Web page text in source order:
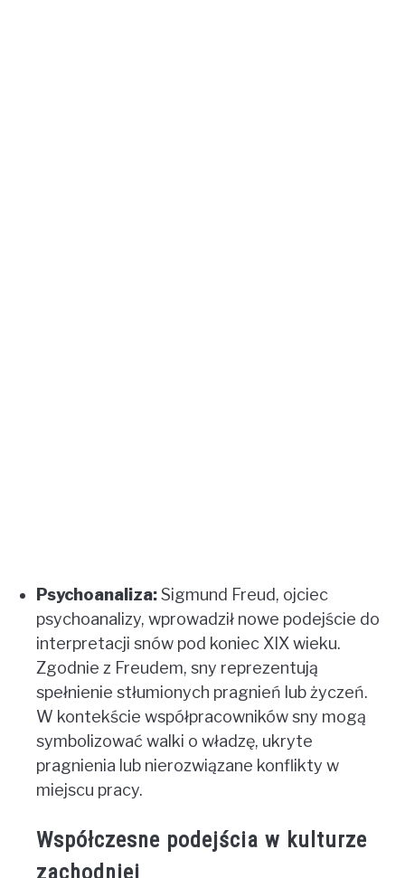
Psychoanaliza:Sigmund Freud, ojciec
psychoanalizy, wprowadził nowe podejście do
interpretacji snów pod koniec XIX wieku.
Zgodnie z Freudem, sny reprezentują
spełnienie stłumionych pragnień lub życzeń.
W kontekście współpracowników sny mogą
symbolizować walki o władzę, ukryte
pragnienia lub nierozwiązane konflikty w
miejscu pracy.
Współczesne podejścia w kulturze
zachodniej